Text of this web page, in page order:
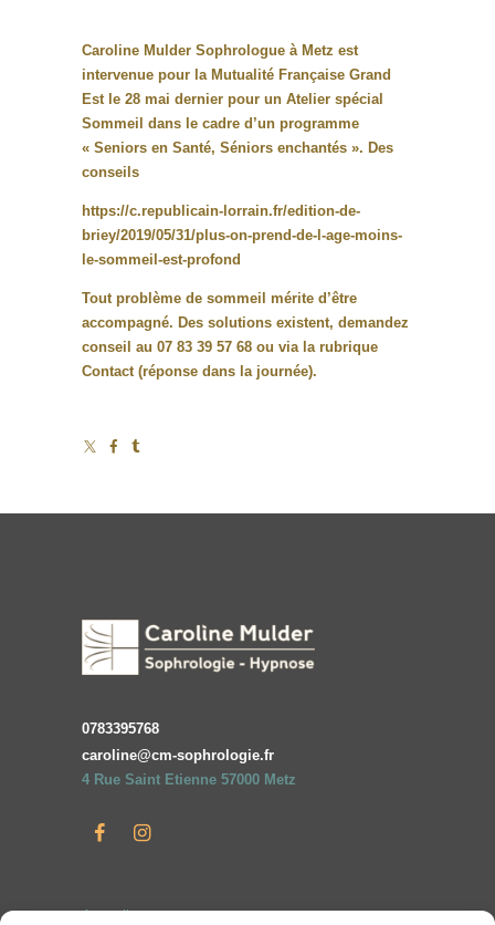
Caroline Mulder Sophrologue à Metz est
intervenue pour la Mutualité Française Grand
Est le 28 mai dernier pour un Atelier spécial
Sommeil dans le cadre d’un programme
« Seniors en Santé, Séniors enchantés ». Des
conseils
https://c.republicain-lorrain.fr/edition-de-
briey/2019/05/31/plus-on-prend-de-l-age-moins-
le-sommeil-est-profond
Tout problème de sommeil mérite d’être
accompagné. Des solutions existent, demandez
conseil au 07 83 39 57 68 ou via la rubrique
Contact (réponse dans la journée).
0783395768
caroline@cm-sophrologie.fr
4 Rue Saint Etienne 57000 Metz
Accueil